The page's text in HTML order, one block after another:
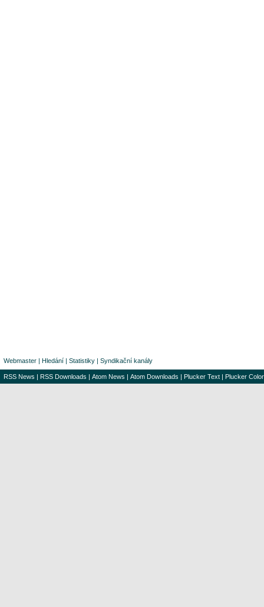
Webmaster | Hledání | Statistiky | Syndikační kanály
RSS News | RSS Downloads | Atom News | Atom Downloads | Plucker Text | Plucker Color